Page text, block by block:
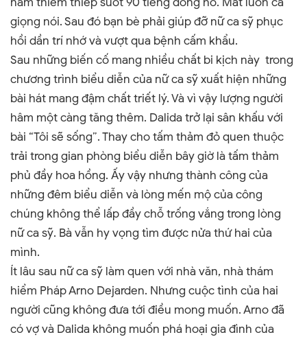
giọng nói. Sau đó bạn bè phải giúp đỡ nữ ca sỹ phục
hồi dần trí nhớ và vượt qua bệnh cấm khẩu.
Sau những biến cố mang nhiều chất bi kịch này trong
chương trình biểu diễn của nữ ca sỹ xuất hiện những
bài hát mang đậm chất triết lý. Và vì vậy lượng người
hâm một càng tăng thêm. Dalida trở lại sân khấu với
bài “Tôi sẽ sống”. Thay cho tấm thảm đỏ quen thuộc
trải trong gian phòng biểu diễn bây giờ là tấm thảm
phủ đầy hoa hồng. Ấy vậy nhưng thành công của
những đêm biểu diễn và lòng mến mộ của công
chúng không thể lấp đầy chỗ trống vắng trong lòng
nữ ca sỹ. Bà vẫn hy vọng tìm được nửa thứ hai của
mình.
Ít lâu sau nữ ca sỹ làm quen với nhà văn, nhà thám
hiểm Pháp Arno Dejarden. Nhưng cuộc tình của hai
người cũng không đưa tới điều mong muốn. Arno đã
có vợ và Dalida không muốn phá hoại gia đình của